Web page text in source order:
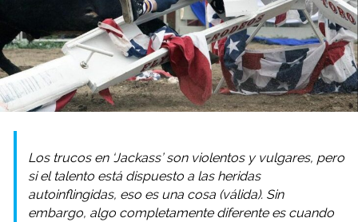
Los trucos en ‘Jackass’ son violentos y vulgares, pero
si el talento está dispuesto a las heridas
autoinflingidas, eso es una cosa (válida). Sin
embargo, algo completamente diferente es cuando